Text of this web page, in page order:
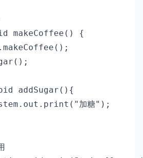
makeCoffee() {
addSugar(){
加糖");